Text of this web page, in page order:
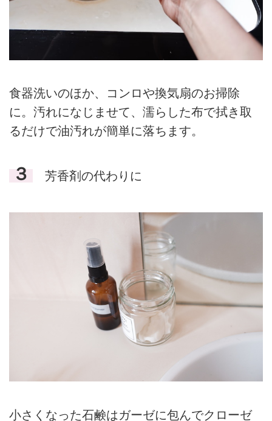
食器洗いのほか、コンロや換気扇のお掃除
に。汚れになじませて、濡らした布で拭き取
るだけで油汚れが簡単に落ちます。
３ 芳香剤の代わりに
小さくなった石鹸はガーゼに包んでクローゼ